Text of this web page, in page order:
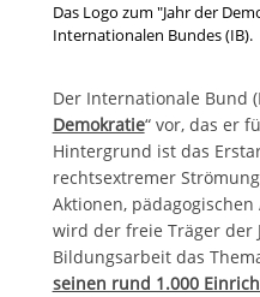
Das Logo zum "Jahr der
Internationalen Bundes (IB).
Der Internationale Bund
Demokratie“ vor, das er
Hintergrund ist das
rechtsextremer
Aktionen,
wird der freie Träger der
Bildungsarbeit das
seinen rund 1.000